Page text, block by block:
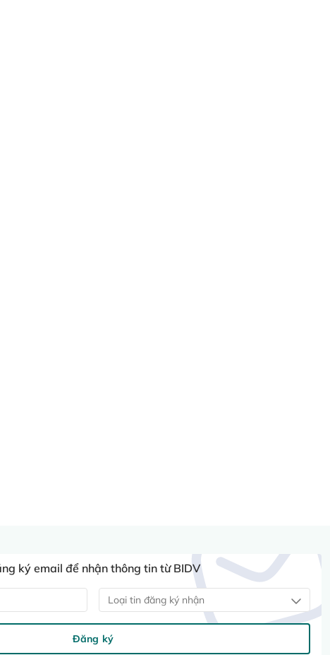
ký email để nhận thông tin từ BIDV
Loại tin đăng ký nhận
Đăng ký